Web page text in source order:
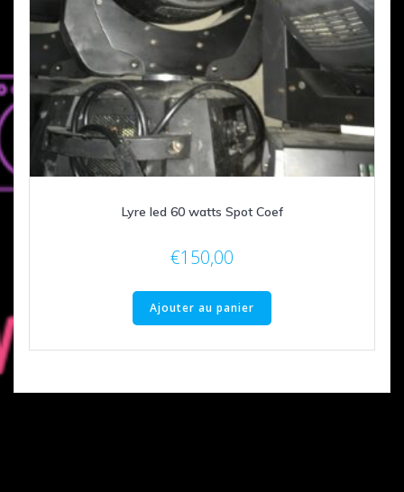
Lyre led 60 watts Spot Coef
€150,00
Ajouter au panier